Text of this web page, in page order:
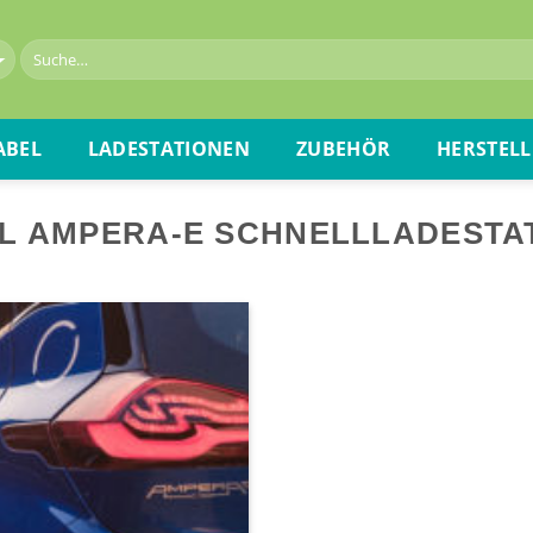
LADESTATIONEN ZUBEHÖR
AMPERA-E